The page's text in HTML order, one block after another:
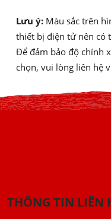
Lưu ý: Màu sắc trên
thiết bị điện tử nên có
Để đảm bảo độ chính
chọn, vui lòng liên hệ
THÔNG TIN LIÊN